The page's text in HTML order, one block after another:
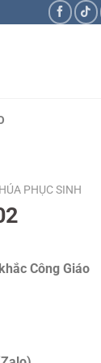
PHỤC SINH
Công Giáo